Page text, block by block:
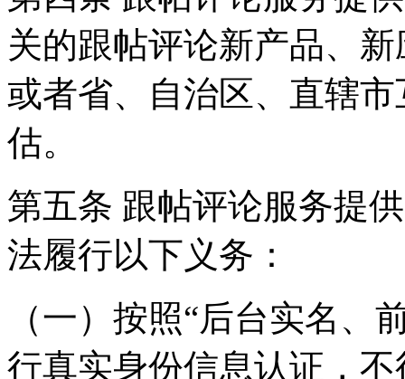
关的跟帖评论新产品、
或者省、自治区、直辖
估。
第五条 跟帖评论服务提
法履行以下义务：
（一）按照“后台实名、
行真实身份信息认证，